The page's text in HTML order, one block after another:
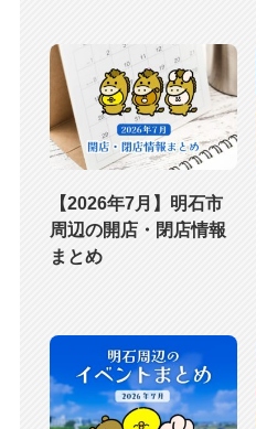
【2026年7月】明石市
周辺の開店・閉店情報
まとめ